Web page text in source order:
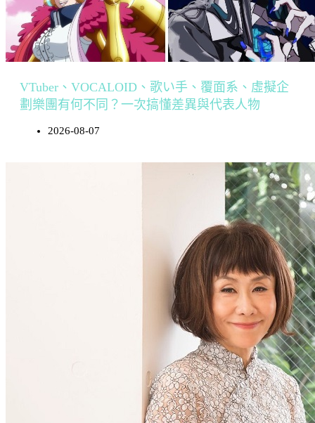
VTuber、VOCALOID、歌い手、覆面系、虛擬企
劃樂團有何不同？一次搞懂差異與代表人物
2026-08-07